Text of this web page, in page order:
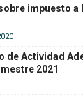
impuesto a
de Actividad
2021